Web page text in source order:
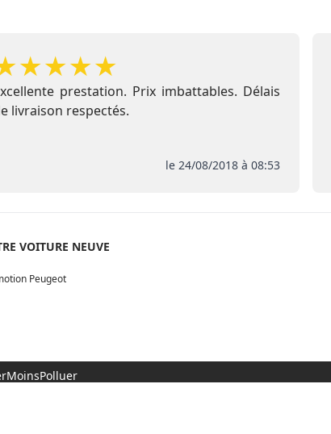
★★★★
prestation. Prix imbattables. Délais
livraison respectés.
le 24/08/2018 à 08:53
VOITURE NEUVE
Peugeot